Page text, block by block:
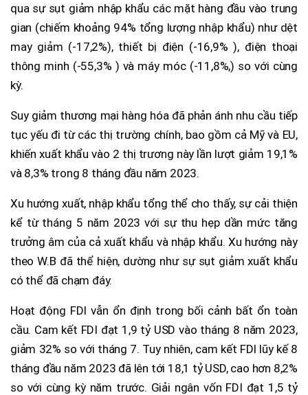
qua sự sụt giảm nhập khẩu các mặt hàng đầu vào trung
gian (chiếm khoảng 94% tổng lượng nhập khẩu) như dệt
may giảm (-17,2%), thiết bị điện (-16,9% ), điện thoại
thông minh (-55,3% ) và máy móc (-11,8%,) so với cùng
kỳ.
Suy giảm thương mại hàng hóa đã phản ánh nhu cầu tiếp
tục yếu đi từ các thị trường chính, bao gồm cả Mỹ và EU,
khiến xuất khẩu vào 2 thị trương này lần lượt giảm 19,1%
và 8,3% trong 8 tháng đầu năm 2023.
Xu hướng xuất, nhập khẩu tổng thể cho thấy, sự cải thiện
kể từ tháng 5 năm 2023 với sự thu hẹp dần mức tăng
trưởng âm của cả xuất khẩu và nhập khẩu. Xu hướng này
theo W.B đã thể hiện, dường như sự sụt giảm xuất khẩu
có thể đã chạm đáy.
Hoạt động FDI vẫn ổn định trong bối cảnh bất ổn toàn
cầu. Cam kết FDI đạt 1,9 tỷ USD vào tháng 8 năm 2023,
giảm 32% so với tháng 7. Tuy nhiên, cam kết FDI lũy kế 8
tháng đầu năm 2023 đã lên tới 18,1 tỷ USD, cao hơn 8,2%
so với cùng kỳ năm trước. Giải ngân vốn FDI đạt 1,5 tỷ